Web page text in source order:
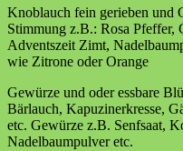
Knoblauch fein gerieben und
Stimmung z.B.: Rosa Pfeffer,
Adventszeit Zimt,
wie Zitrone oder Orange
Gewürze und oder essbare
Bärlauch, Kapuzinerkresse,
etc. Gewürze z.B. Senfsaat,
Nadelbaumpulver etc.